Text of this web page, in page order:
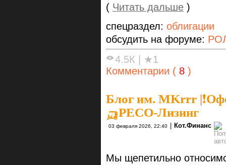
( Читать дальше )
спецраздел: облигации
обсудить на форуме:
4.5К | ★1
Комментарии ( 8 )
Блог им. MKrrr |
🛺РЕСО-Лизинг
03 февраля 2026, 22:40 | Кот.Финанс
Мы щепетильно